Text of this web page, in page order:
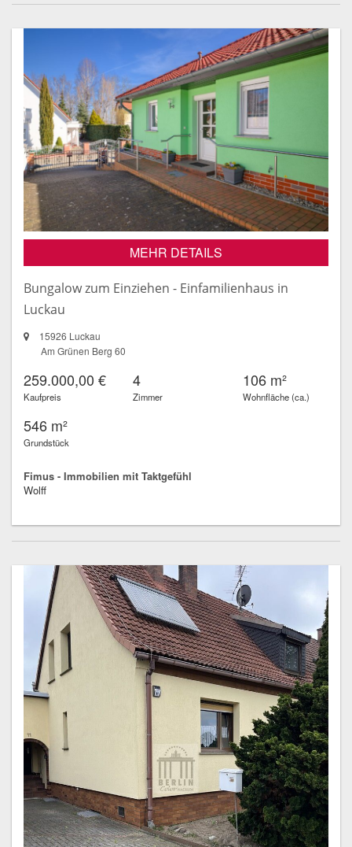
MEHR DETAILS
Bungalow zum Einziehen - Einfamilienhaus in
Luckau
15926 Luckau
Am Grünen Berg 60
259.000,00 €
Kaufpreis
4
Zimmer
106 m²
Wohnfläche (ca.)
546 m²
Grundstück
Fimus - Immobilien mit Taktgefühl
Wolff